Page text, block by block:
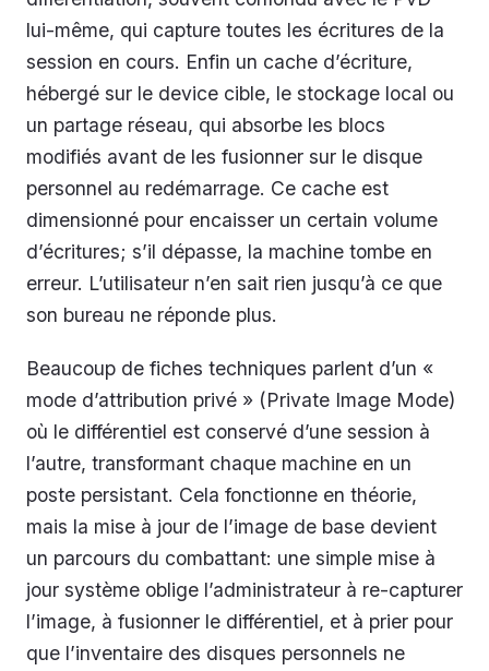
lui-même, qui capture toutes les écritures de la
session en cours. Enfin un cache d’écriture,
hébergé sur le device cible, le stockage local ou
un partage réseau, qui absorbe les blocs
modifiés avant de les fusionner sur le disque
personnel au redémarrage. Ce cache est
dimensionné pour encaisser un certain volume
d’écritures; s’il dépasse, la machine tombe en
erreur. L’utilisateur n’en sait rien jusqu’à ce que
son bureau ne réponde plus.
Beaucoup de fiches techniques parlent d’un «
mode d’attribution privé » (Private Image Mode)
où le différentiel est conservé d’une session à
l’autre, transformant chaque machine en un
poste persistant. Cela fonctionne en théorie,
mais la mise à jour de l’image de base devient
un parcours du combattant: une simple mise à
jour système oblige l’administrateur à re-capturer
l’image, à fusionner le différentiel, et à prier pour
que l’inventaire des disques personnels ne